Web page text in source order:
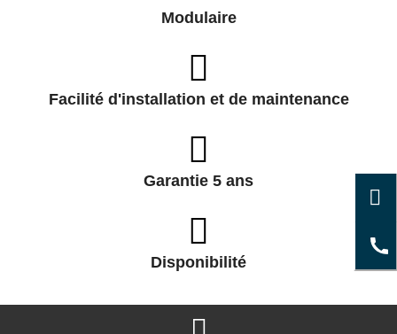
Modulaire
Facilité d'installation et de maintenance
Garantie 5 ans
Disponibilité